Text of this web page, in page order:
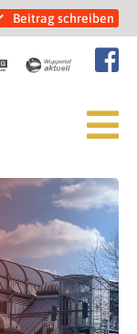
Beitrag schreiben